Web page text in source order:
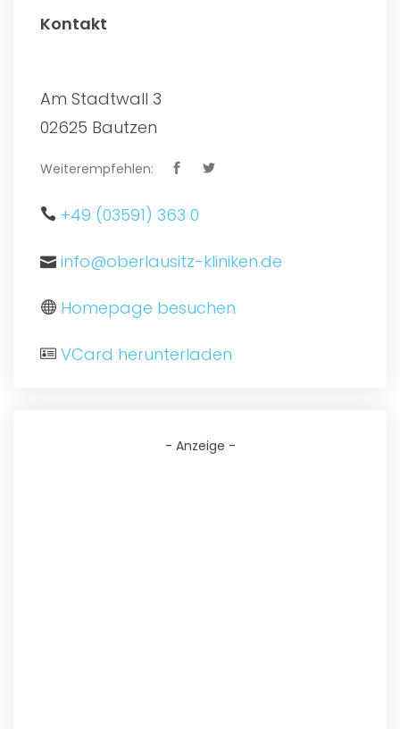
Kontakt
Am Stadtwall 3
02625 Bautzen
Weiterempfehlen:
+49 (03591) 363 0
info@oberlausitz-kliniken.de
Homepage besuchen
VCard herunterladen
- Anzeige -